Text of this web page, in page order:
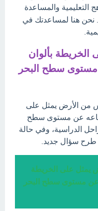
التعليمية والمساعدة
نحن هنا لمساعدتك في
الخريطة بألوان
سطح البحر
من الأرض يمثل على
عن مستوى سطح
الدراسية، وفي حالة
طرح سؤال جديد.
يمثل على الخريطة
عن مستوى سطح البحر